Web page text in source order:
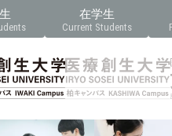
在学生
Current Students